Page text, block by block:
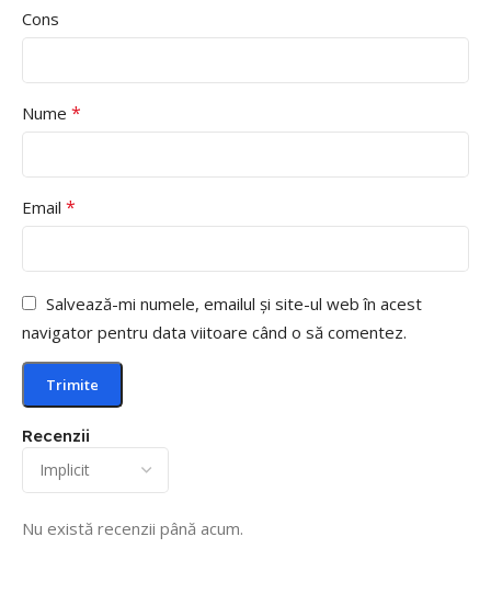
Recenzii
Nu există recenzii până acum.
Cons
Nume *
Email *
Salvează-mi numele, emailul și site-ul web în acest
navigator pentru data viitoare când o să comentez.